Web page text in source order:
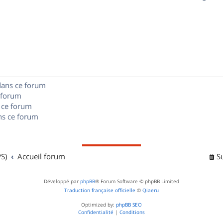
e
ce forum
forum
ce forum
Accueil forum
Développé par phpBB® Forum Software © phpBB Limited
Traduction française officielle © Qiaeru
Optimized by: phpBB SEO
Confidentialité | Conditions